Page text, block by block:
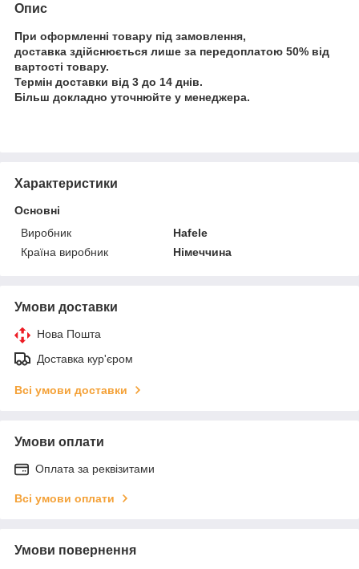
Опис
При оформленні товару під замовлення,
доставка здійснюється лише за передоплатою 50% від
вартості товару.
Термін доставки від 3 до 14 днів.
Більш докладно уточнюйте у менеджера.
Характеристики
Основні
Виробник
Hafele
Країна виробник
Німеччина
Умови доставки
Нова Пошта
Доставка кур'єром
Всі умови доставки
Умови оплати
Оплата за реквізитами
Всі умови оплати
Умови повернення